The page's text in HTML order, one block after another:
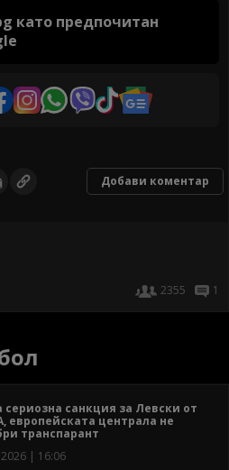
като предпочитан
Добави коментар
2355
1
сериозна санкция за Левски от
европейската централа не
транспарант
2026 | 16:06